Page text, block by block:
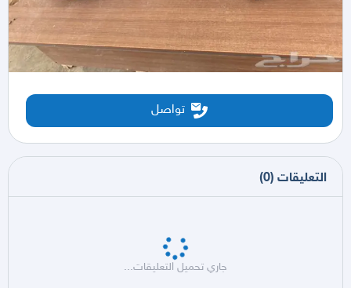
تواصل
التعليقات (
0
)
جاري تحميل التعليقات...